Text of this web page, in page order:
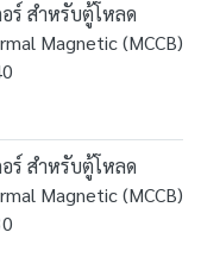
อร์ สำหรับตู้โหลด
Magnetic (MCCB)
อร์ สำหรับตู้โหลด
Magnetic (MCCB)